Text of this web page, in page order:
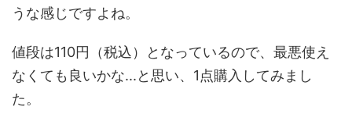
うな感じですよね。
値段は110円（税込）となっているので、最悪使え
なくても良いかな...と思い、1点購入してみまし
た。